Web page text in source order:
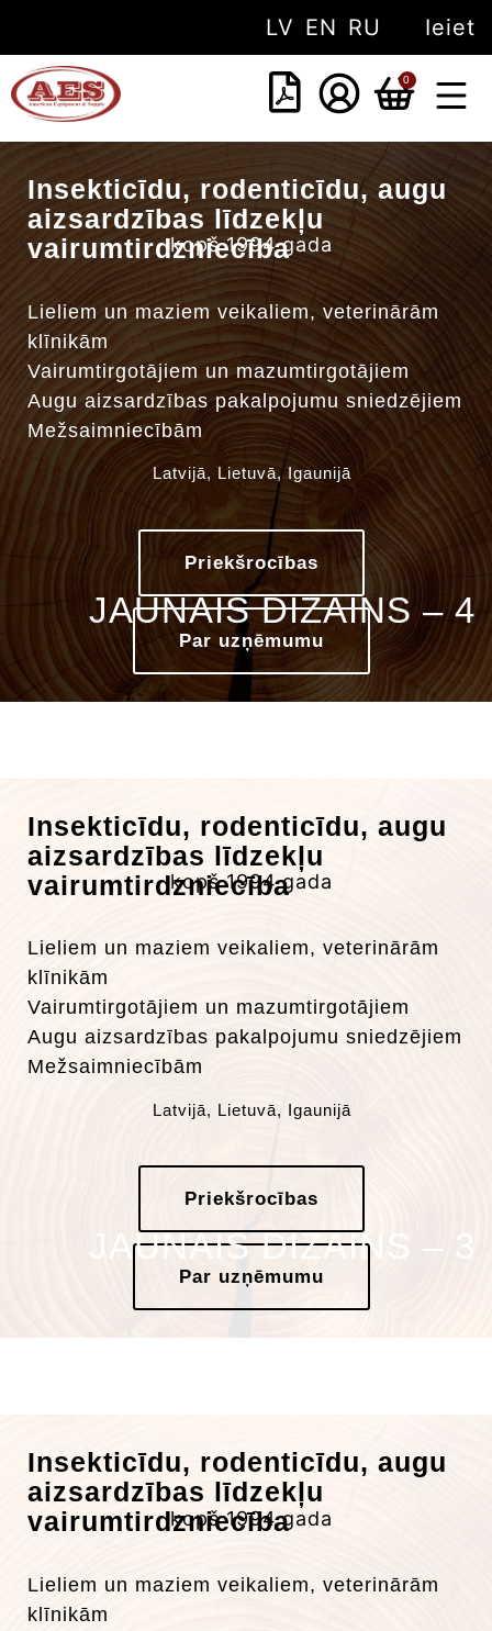
LV EN RU Ieiet
0
Insekticīdu, rodenticīdu, augu
aizsardzības līdzekļu
vairumtirdzniecība
kopš 1994.gada
Lieliem un maziem veikaliem, veterinārām
klīnikām
Vairumtirgotājiem un mazumtirgotājiem
Augu aizsardzības pakalpojumu sniedzējiem
Mežsaimniecībām
Latvijā, Lietuvā, Igaunijā
Priekšrocības
Par uzņēmumu
JAUNAIS DIZAINS – 4
Insekticīdu, rodenticīdu, augu
aizsardzības līdzekļu
vairumtirdzniecība
kopš 1994.gada
Lieliem un maziem veikaliem, veterinārām
klīnikām
Vairumtirgotājiem un mazumtirgotājiem
Augu aizsardzības pakalpojumu sniedzējiem
Mežsaimniecībām
Latvijā, Lietuvā, Igaunijā
Priekšrocības
Par uzņēmumu
JAUNAIS DIZAINS – 3
Insekticīdu, rodenticīdu, augu
aizsardzības līdzekļu
vairumtirdzniecība
kopš 1994.gada
Lieliem un maziem veikaliem, veterinārām
klīnikām